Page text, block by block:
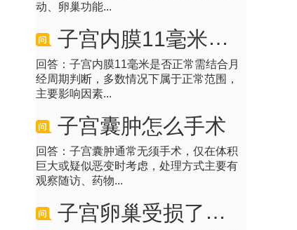
子宫内膜11毫米正常吗
回答：子宫内膜11毫米是否正常需结合月
经周期判断，多数情况下属于正常范围，
主要影响因素...
子宫囊肿怎么手术
回答：子宫囊肿通常无须手术，仅在体积
巨大或疑似恶变时考虑，处理方式主要有
观察随访、药物...
子宫卵巢受损了怎么办
回答：子宫卵巢受损可通过生活干预、物